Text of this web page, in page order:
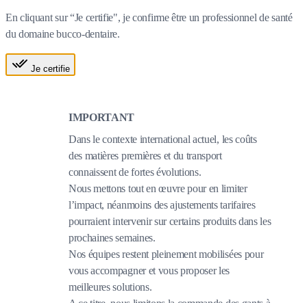
En cliquant sur “Je certifie", je confirme être un professionnel de santé
du domaine bucco-dentaire.
Je certifie
IMPORTANT
Dans le contexte international actuel, les coûts
des matières premières et du transport
connaissent de fortes évolutions.
Nous mettons tout en œuvre pour en limiter
l’impact, néanmoins des ajustements tarifaires
pourraient intervenir sur certains produits dans les
prochaines semaines.
Nos équipes restent pleinement mobilisées pour
vous accompagner et vous proposer les
meilleures solutions.